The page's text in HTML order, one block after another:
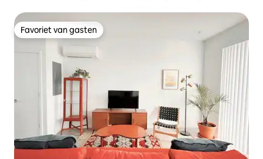
Favoriet van gasten
Favoriet van gasten